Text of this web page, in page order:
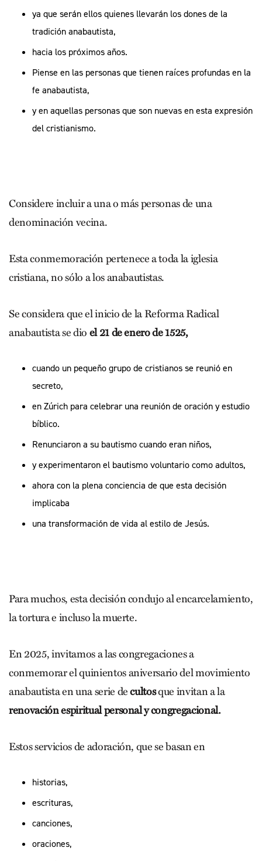
ya que serán ellos quienes llevarán los dones de la
tradición anabautista,
hacia los próximos años.
Piense en las personas que tienen raíces profundas en la
fe anabautista,
y en aquellas personas que son nuevas en esta expresión
del cristianismo.
Considere incluir a una o más personas de una
denominación vecina.
Esta conmemoración pertenece a toda la iglesia
cristiana, no sólo a los anabautistas.
Se considera que el inicio de la Reforma Radical
anabautista se dio el 21 de enero de 1525,
cuando un pequeño grupo de cristianos se reunió en
secreto,
en Zúrich para celebrar una reunión de oración y estudio
bíblico.
Renunciaron a su bautismo cuando eran niños,
y experimentaron el bautismo voluntario como adultos,
ahora con la plena conciencia de que esta decisión
implicaba
una transformación de vida al estilo de Jesús.
Para muchos, esta decisión condujo al encarcelamiento,
la tortura e incluso la muerte.
En 2025, invitamos a las congregaciones a
conmemorar el quinientos aniversario del movimiento
anabautista en una serie decultosque invitan a la
renovación espiritual personal y congregacional.
Estos servicios de adoración, que se basan en
historias,
escrituras,
canciones,
oraciones,